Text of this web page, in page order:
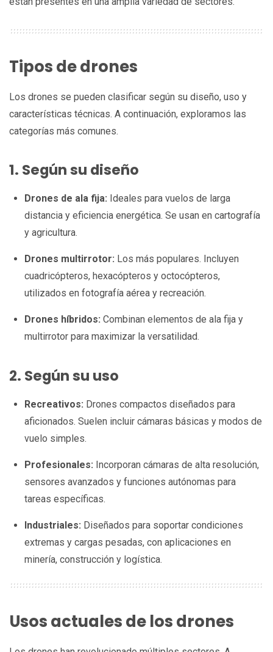
Tipos de drones
Los drones se pueden clasificar según su diseño, uso y
características técnicas. A continuación, exploramos las
categorías más comunes.
1. Según su diseño
Drones de ala fija: Ideales para vuelos de larga
distancia y eficiencia energética. Se usan en cartografía
y agricultura.
Drones multirrotor: Los más populares. Incluyen
cuadricópteros, hexacópteros y octocópteros,
utilizados en fotografía aérea y recreación.
Drones híbridos: Combinan elementos de ala fija y
multirrotor para maximizar la versatilidad.
2. Según su uso
Recreativos: Drones compactos diseñados para
aficionados. Suelen incluir cámaras básicas y modos de
vuelo simples.
Profesionales: Incorporan cámaras de alta resolución,
sensores avanzados y funciones autónomas para
tareas específicas.
Industriales: Diseñados para soportar condiciones
extremas y cargas pesadas, con aplicaciones en
minería, construcción y logística.
Usos actuales de los drones